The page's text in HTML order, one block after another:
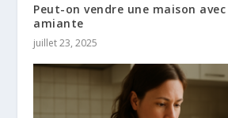
Peut-on vendre une maison
amiante​
juillet 23, 2025